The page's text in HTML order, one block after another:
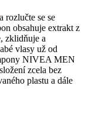
a rozlučte se se
obsahuje extrakt z
zklidňuje a
vlasy už od
NIVEA MEN
zcela bez
plastu a dále